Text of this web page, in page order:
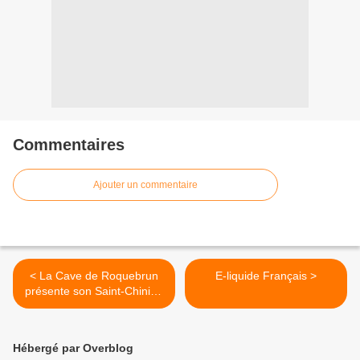
Commentaires
Ajouter un commentaire
< La Cave de Roquebrun
présente son Saint-Chinian
2015 Eclats de Schistes
E-liquide Français >
Hébergé par Overblog